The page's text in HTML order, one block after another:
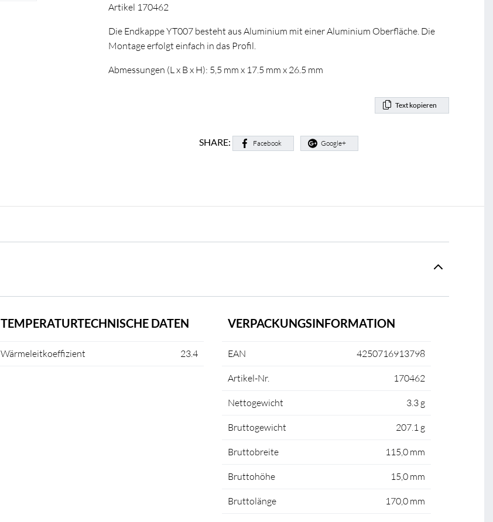
Artikel 170462
Die Endkappe YT007 besteht aus Aluminium mit einer Aluminium Oberfläche. Die
Montage erfolgt einfach in das Profil.
Abmessungen (L x B x H): 5,5 mm x 17.5 mm x 26.5 mm
Text kopieren
SHARE: Facebook Google+
TEMPERATURTECHNISCHE DATEN
Wärmeleitkoeffizient 23.4
VERPACKUNGSINFORMATION
EAN 4250716913798
Artikel-Nr. 170462
Nettogewicht 3.3 g
Bruttogewicht 207.1 g
Bruttobreite 115,0 mm
Bruttohöhe 15,0 mm
Bruttolänge 170,0 mm